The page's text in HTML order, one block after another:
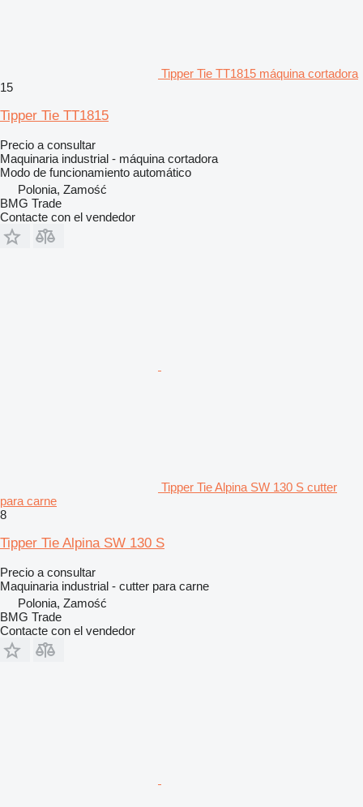
Tipper Tie TT1815 máquina cortadora
15
Tipper Tie TT1815
Precio a consultar
Maquinaria industrial - máquina cortadora
Modo de funcionamiento automático
Polonia, Zamość
BMG Trade
Contacte con el vendedor
Tipper Tie Alpina SW 130 S cutter
para carne
8
Tipper Tie Alpina SW 130 S
Precio a consultar
Maquinaria industrial - cutter para carne
Polonia, Zamość
BMG Trade
Contacte con el vendedor